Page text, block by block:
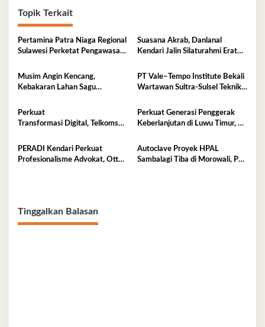
Topik Terkait
Pertamina Patra Niaga Regional
Sulawesi Perketat Pengawasan
Kabupaten Kolaka Utara
Suasana Akrab, Danlanal
Kendari Jalin Silaturahmi Erat
Musim Angin Kencang,
Kebakaran Lahan Sagu
Fadil Indah
PT Vale–Tempo Institute Bekali
Wartawan Sultra-Sulsel Teknik
Perkuat
Transformasi Digital, Telkomsel
Kota Kendari
Perkuat Generasi Penggerak
Keberlanjutan di Luwu Timur, PT
Konservasi
PERADI Kendari Perkuat
Profesionalisme Advokat, Otto
Autoclave Proyek HPAL
Sambalagi Tiba di Morowali, PT
Tinggalkan Balasan